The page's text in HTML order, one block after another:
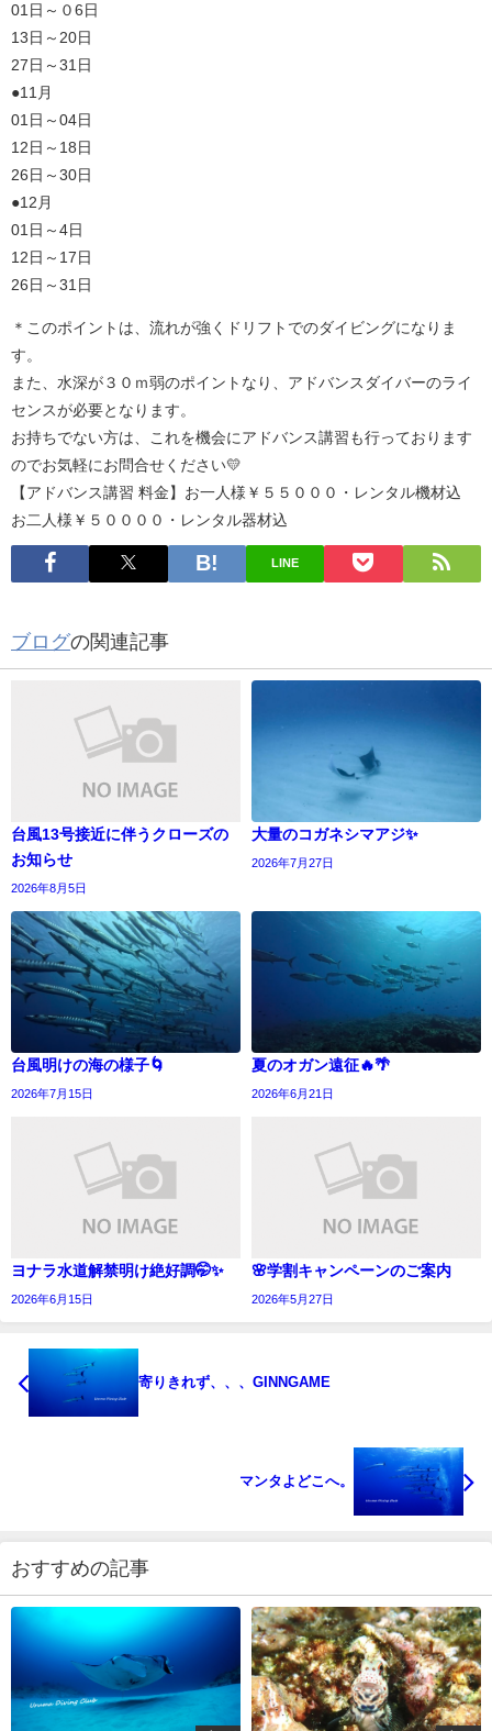
01日～０6日
13日～20日
27日～31日
●11月
01日～04日
12日～18日
26日～30日
●12月
01日～4日
12日～17日
26日～31日
＊このポイントは、流れが強くドリフトでのダイビングになりま
す。
また、水深が３０ｍ弱のポイントなり、アドバンスダイバーのライ
センスが必要となります。
お持ちでない方は、これを機会にアドバンス講習も行っております
のでお気軽にお問合せください💛
【アドバンス講習 料金】お一人様￥５５０００・レンタル機材込
お二人様￥５００００・レンタル器材込
LINE
ブログの関連記事
台風13号接近に伴うクローズの
お知らせ
2026年8月5日
大量のコガネシマアジ✨
2026年7月27日
台風明けの海の様子🌀
2026年7月15日
夏のオガン遠征🔥🌴
2026年6月21日
ヨナラ水道解禁明け絶好調🤭✨
2026年6月15日
🌸学割キャンペーンのご案内
2026年5月27日
寄りきれず、、、GINNGAME
マンタよどこへ。
おすすめの記事